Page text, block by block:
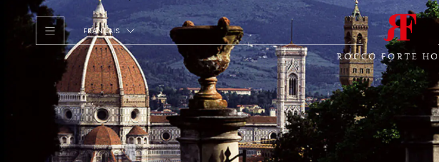
FRANÇAIS
ROCCO